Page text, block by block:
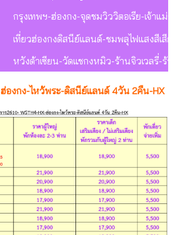
กรุงเทพฯ-ฮ่องกง-จุดชมวิววิตอเรีย-เจ้าแม่
เที่ยวฮ่องกงดิสนีย์แลนด์-ชมพลุไฟแสงสีเสีย
หวังต้าเซียน-วัดแชกงหมิว-ร้านจิวเวลรี่-ร้า
ฮ่องกง-ไหว้พระ-ดิสนีย์แลนด์ 4วัน 2คืน-HX